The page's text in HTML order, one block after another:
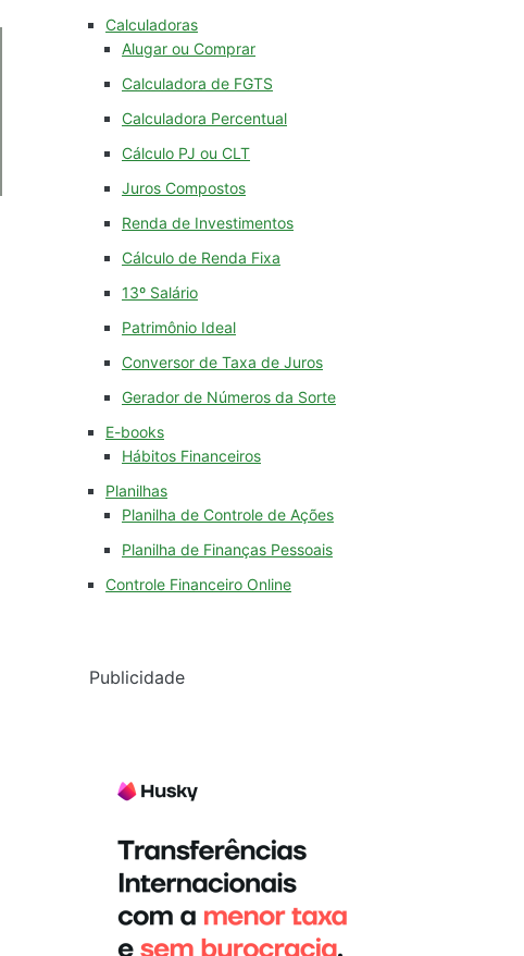
Calculadoras
Alugar ou Comprar
Calculadora de FGTS
Calculadora Percentual
Cálculo PJ ou CLT
Juros Compostos
Renda de Investimentos
Cálculo de Renda Fixa
13º Salário
Patrimônio Ideal
Conversor de Taxa de Juros
Gerador de Números da Sorte
E-books
Hábitos Financeiros
Planilhas
Planilha de Controle de Ações
Planilha de Finanças Pessoais
Controle Financeiro Online
Publicidade